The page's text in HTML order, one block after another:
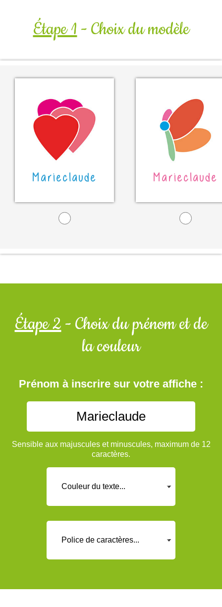
Étape 1- Choix du modèle
Marieclaude Marieclaude
Étape 2- Choix du prénom et de
la couleur
Prénom à inscrire sur votre affiche :
Sensible aux majuscules et minuscules, maximum de 12
caractères.